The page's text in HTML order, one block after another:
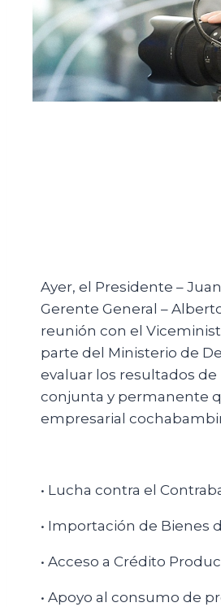
Ayer, el Presidente –
Gerente General –
reunión con el
parte del Ministerio de
evaluar los resultados de
conjunta y permanente
empresarial
• Lucha contra el
• Importación de Bienes
• Acceso a Crédito
• Apoyo al consumo de